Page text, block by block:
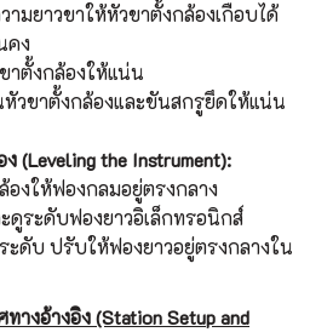
มยาวขาให้หัวขาตั้งกล้องเกือบได้
คง
าตั้งกล้องให้แน่น
วขาตั้งกล้องและขันสกรูยึดให้แน่น
(Leveling the Instrument):
งให้ฟองกลมอยู่ตรงกลาง
ดูระดับฟองยาวอิเล็กทรอนิกส์
ดับ ปรับให้ฟองยาวอยู่ตรงกลางใน
างอ้างอิง (Station Setup and